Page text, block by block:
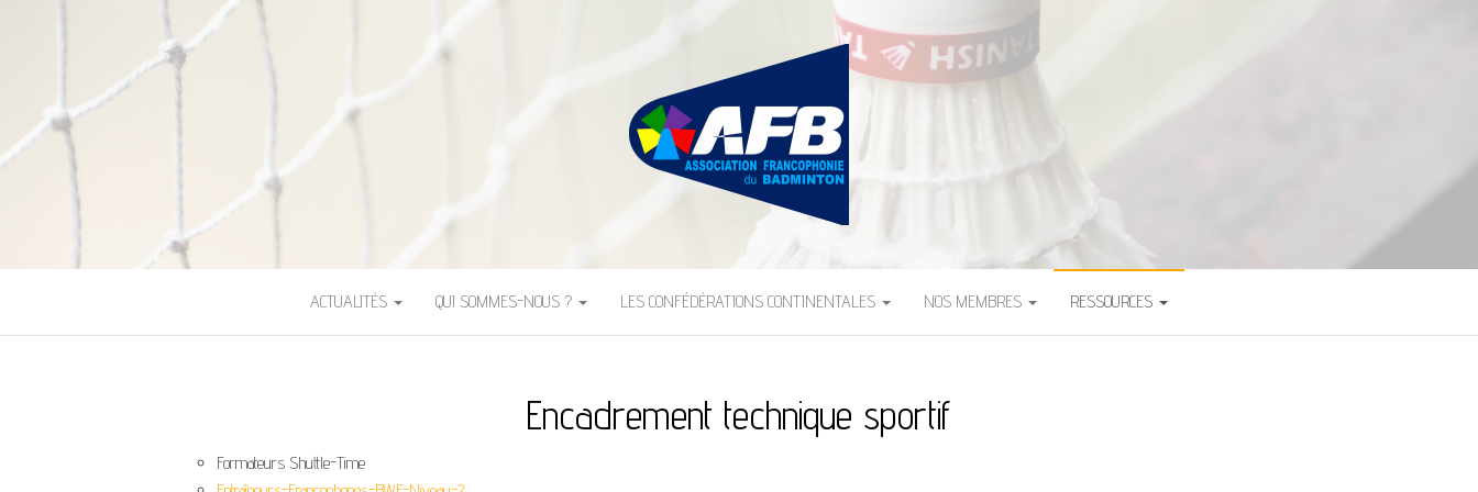
ASSOCIATION FRANCOPHONIE DU BADMINTON
ACTUALITÉS QUI SOMMES-NOUS ? LES CONFÉDÉRATIONS CONTINENTALES NOS MEMBRES RESSOURCES
Encadrement technique sportif
Formateurs Shuttle-Time